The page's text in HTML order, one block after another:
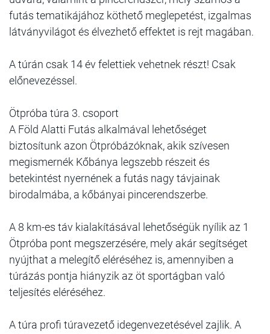
futás tematikájához köthető meglepetést, izgalmas
látványvilágot és élvezhető effektet is rejt magában.
A túrán csak 14 év felettiek vehetnek részt! Csak
előnevezéssel.
Ötpróba túra 3. csoport
A Föld Alatti Futás alkalmával lehetőséget
biztosítunk azon Ötpróbázóknak, akik szívesen
megismernék Kőbánya legszebb részeit és
betekintést nyernének a futás nagy távjainak
birodalmába, a kőbányai pincerendszerbe.
A 8 km-es táv kialakításával lehetőségük nyílik az 1
Ötpróba pont megszerzésére, mely akár segítséget
nyújthat a melegítő eléréséhez is, amennyiben a
túrázás pontja hiányzik az öt sportágban való
teljesítés eléréséhez.
A túra profi túravezető idegenvezetésével zajlik. A